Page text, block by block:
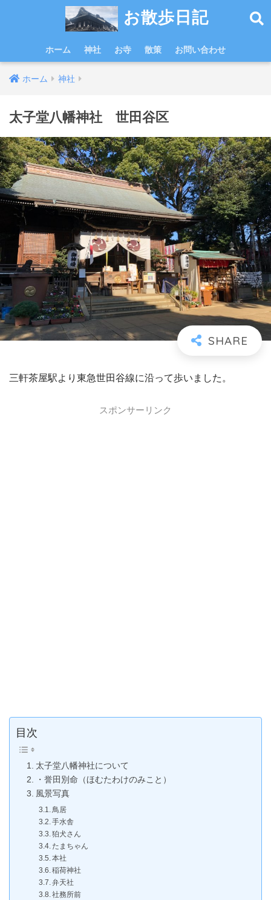
お散歩日記
ホーム 神社 お寺 散策 お問い合わせ
ホーム 神社
太子堂八幡神社 世田谷区
三軒茶屋駅より東急世田谷線に沿って歩いました。
スポンサーリンク
目次
太子堂八幡神社について
・誉田別命（ほむたわけのみこと）
風景写真
鳥居
手水舎
狛犬さん
たまちゃん
本社
稲荷神社
弁天社
社務所前